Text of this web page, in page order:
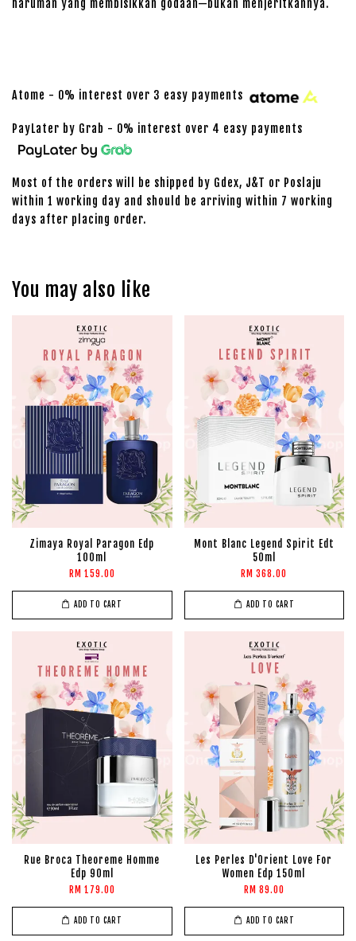
haruman yang membisikkan godaan—bukan menjeritkannya.
Atome - 0% interest over 3 easy payments
PayLater by Grab - 0% interest over 4 easy payments
Most of the orders will be shipped by Gdex, J&T or Poslaju
within 1 working day and should be arriving within 7 working
days after placing order.
You may also like
Zimaya Royal Paragon Edp
100ml
RM 159.00
ADD TO CART
Mont Blanc Legend Spirit Edt
50ml
RM 368.00
ADD TO CART
Rue Broca Theoreme Homme
Edp 90ml
RM 179.00
ADD TO CART
Les Perles D'Orient Love For
Women Edp 150ml
RM 89.00
ADD TO CART